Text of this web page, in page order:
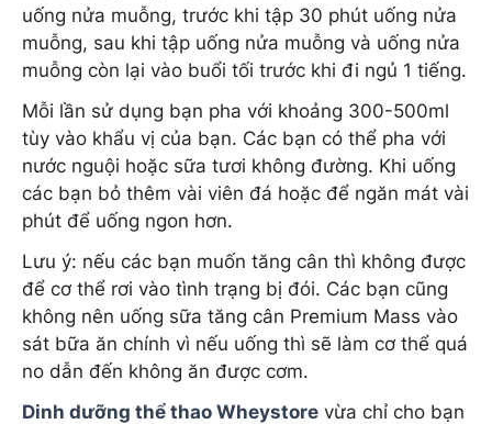
uống nửa muỗng, trước khi tập 30 phút uống nửa
muỗng, sau khi tập uống nửa muỗng và uống nửa
muỗng còn lại vào buổi tối trước khi đi ngủ 1 tiếng.
Mỗi lần sử dụng bạn pha với khoảng 300-500ml
tùy vào khẩu vị của bạn. Các bạn có thể pha với
nước nguội hoặc sữa tươi không đường. Khi uống
các bạn bỏ thêm vài viên đá hoặc để ngăn mát vài
phút để uống ngon hơn.
Lưu ý: nếu các bạn muốn tăng cân thì không được
để cơ thể rơi vào tình trạng bị đói. Các bạn cũng
không nên uống sữa tăng cân Premium Mass vào
sát bữa ăn chính vì nếu uống thì sẽ làm cơ thể quá
no dẫn đến không ăn được cơm.
Dinh dưỡng thể thao Wheystore vừa chỉ cho bạn